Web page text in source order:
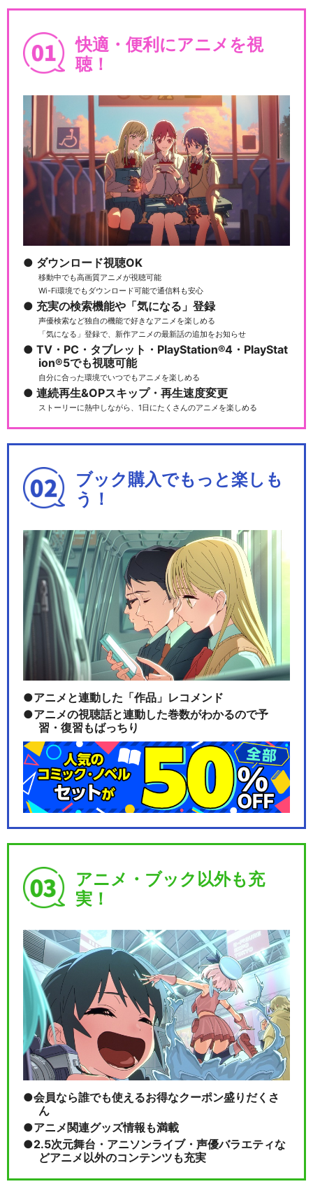
快適・便利にアニメを視
聴！
ダウンロード視聴OK
移動中でも高画質アニメが視聴可能
Wi-Fi環境でもダウンロード可能で通信料も安心
充実の検索機能や「気になる」登録
声優検索など独自の機能で好きなアニメを楽しめる
「気になる」登録で、新作アニメの最新話の追加をお知らせ
TV・PC・タブレット・PlayStation®4・PlayStat
ion®5でも視聴可能
自分に合った環境でいつでもアニメを楽しめる
連続再生&OPスキップ・再生速度変更
ストーリーに熱中しながら、1日にたくさんのアニメを楽しめる
ブック購入でもっと楽しも
う！
アニメと連動した「作品」レコメンド
アニメの視聴話と連動した巻数がわかるので予
習・復習もばっちり
アニメ・ブック以外も充
実！
会員なら誰でも使えるお得なクーポン盛りだくさ
ん
アニメ関連グッズ情報も満載
2.5次元舞台・アニソンライブ・声優バラエティな
どアニメ以外のコンテンツも充実